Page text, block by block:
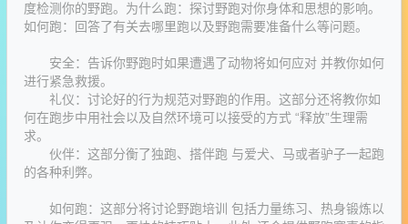
度检测你的野跑。为什么跑：探讨野跑对你身体和思想的影响。
如何跑：回答了有关去哪里跑以及野跑需要准备什么等问题。
安全：告诉你野跑时如果遭遇了动物将如何应对 并教你如何
进行紧急救援。
礼仪：讨论好的行为规范对野跑的作用。这部分还将教你如
何在跑步中用社会以及自然环境可以接受的方式 “释放”生理需
求。
伙伴：这部分衡了独跑、搭伴跑 与爱犬、马或者驴子一起跑
的各种利弊。
如何跑：这部分将讨论野跑培训 包括力量练习、热身锻炼以